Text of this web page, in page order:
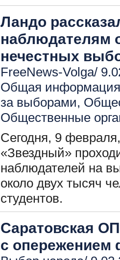
Ландо
наблюдателям
нечестных
FreeNews-Volga/
Общая
за выборами,
Общественные
Сегодня, 9
«Звездный»
наблюдателей на
около двух тысяч
студентов.
Саратовская
с опережением